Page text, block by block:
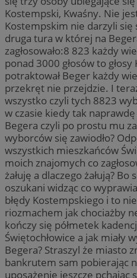
Kostempski, Kwaśny. Nie
Kostempskim nie darzyli się
druga tura w której na
zagłosowało:8 823 każdy
ponad 3000 głosów to
potraktował Beger każdy
przekręt nie przejdzie. I
wszystko czyli tych 8823
w czasie kiedy tak naprawdę
Begera czyli po prostu mu
wyborców się zawiodło?
wszystkich mieszkańców
moich znajomych co
żałuję a dlaczego żałują?
oszukani widząc co
błędy Kostempskiego i to
riozmachem jak chociażby
kończy się półmetek
Świętochłowice a jak miały
Begera? Straszyl że miasto
bankrutem sam pobierając
uposażenie jeszcze pchajac